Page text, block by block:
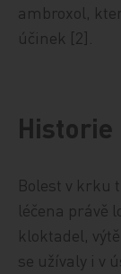
ambroxol,
účinek [2].
Historie
Bolest v krku
léčena právě
kloktadel,
se užívaly i v